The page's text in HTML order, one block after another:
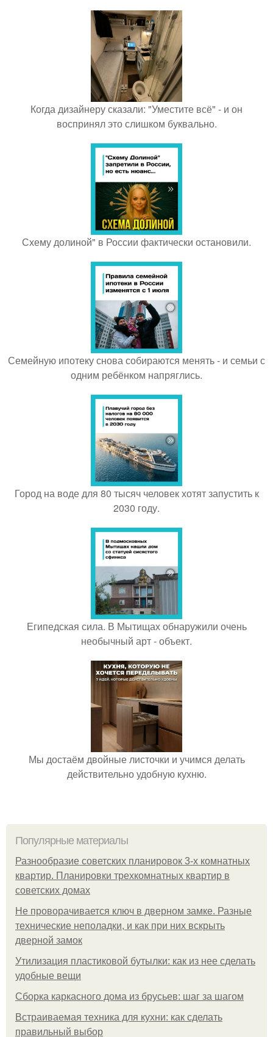
Когда дизайнеру сказали: "Уместите всё" - и он
воспринял это слишком буквально.
Схему долиной" в России фактически остановили.
Семейную ипотеку снова собираются менять - и семьи с
одним ребёнком напряглись.
Город на воде для 80 тысяч человек хотят запустить к
2030 году.
Египедская сила. В Мытищах обнаружили очень
необычный арт - объект.
Мы достаём двойные листочки и учимся делать
действительно удобную кухню.
Популярные материалы
Разнообразие советских планировок 3-х комнатных
квартир. Планировки трехкомнатных квартир в
советских домах
Не проворачивается ключ в дверном замке. Разные
технические неполадки, и как при них вскрыть
дверной замок
Утилизация пластиковой бутылки: как из нее сделать
удобные вещи
Сборка каркасного дома из брусьев: шаг за шагом
Встраиваемая техника для кухни: как сделать
правильный выбор